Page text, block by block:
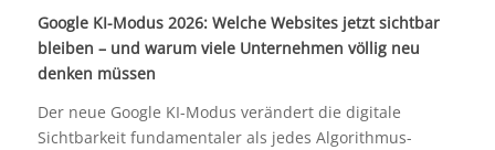
Google KI-Modus 2026: Welche Websites jetzt sichtbar
bleiben – und warum viele Unternehmen völlig neu
denken müssen
Der neue Google KI-Modus verändert die digitale
Sichtbarkeit fundamentaler als jedes Algorithmus-